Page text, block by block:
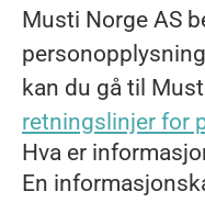
Musti Norge AS
kan du gå til
retningslinjer for
Hva er
En